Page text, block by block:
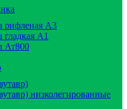
рифленая А3
гладкая А1
Ат800
низколегированные